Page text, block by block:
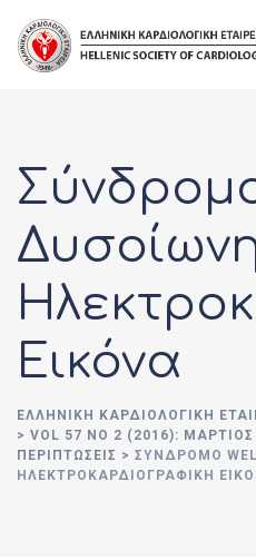
content
Εικόνα
ΕΛΛΗΝΙΚΉ ΚΑΡΔΙΟΛΟΓΙΚΉ
> VOL 57 NO 2 (2016):
ΠΕΡΙΠΤΩΣΕΙΣ > ΣΎΝΔΡΟΜΟ
ΗΛΕΚΤΡΟΚΑΡΔΙΟΓΡΑΦΙΚΉ